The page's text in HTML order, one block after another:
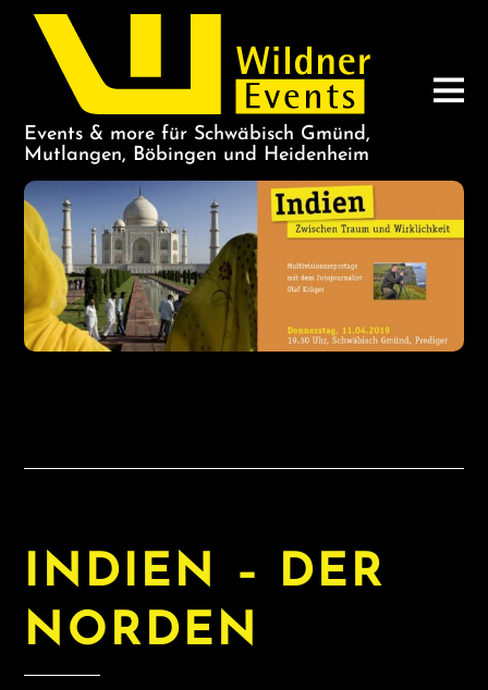
Events & more für Schwäbisch Gmünd,
Mutlangen, Böbingen und Heidenheim
INDIEN – DER
NORDEN